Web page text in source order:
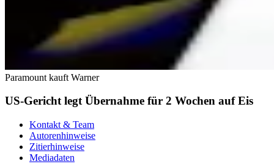
Paramount kauft Warner
US-Gericht legt Übernahme für 2 Wochen auf Eis
Kontakt & Team
Autorenhinweise
Zitierhinweise
Mediadaten